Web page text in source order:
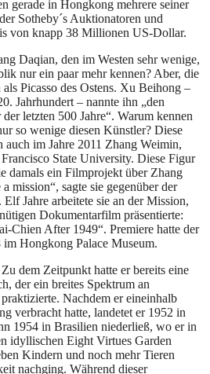
gerade in Hongkong mehrere seiner
Sotheby´s Auktionatoren und
von knapp 38 Millionen US-Dollar.
Daqian, den im Westen sehr wenige,
nur ein paar mehr kennen? Aber, die
Picasso des Ostens. Xu Beihong –
Jahrhundert – nannte ihn „den
letzten 500 Jahre“. Warum kennen
so wenige diesen Künstler? Diese
auch im Jahre 2011 Zhang Weimin,
State University. Diese Figur
damals ein Filmprojekt über Zhang
mission“, sagte sie gegenüber der
Elf Jahre arbeitete sie an der Mission,
Dokumentarfilm präsentierte:
Chien After 1949“. Premiere hatte der
Hongkong Palace Museum.
dem Zeitpunkt hatte er bereits eine
der ein breites Spektrum an
Nachdem er eineinhalb
verbracht hatte, landetet er 1952 in
1954 in Brasilien niederließ, wo er in
idyllischen Eight Virtues Garden
Kindern und noch mehr Tieren
nachging. Während dieser